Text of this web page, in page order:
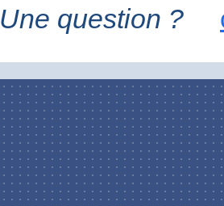
Une question ?